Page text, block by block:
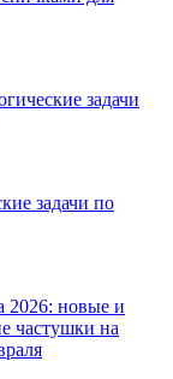
задачи
задачи по
2026: новые и
частушки на